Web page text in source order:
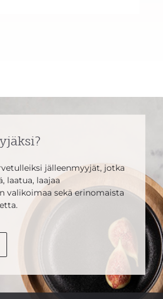
jälleenmyyjät, jotka
laatua, laajaa
valikoimaa sekä erinomaista